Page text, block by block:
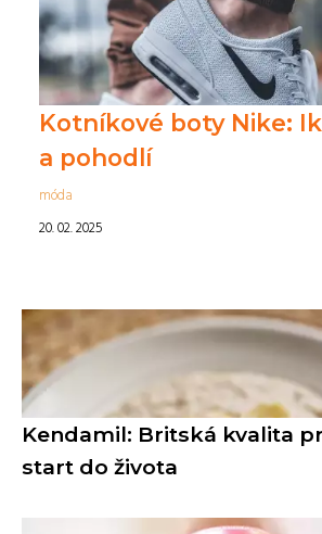
Kotníkové boty Nike:
a pohodlí
móda
20. 02. 2025
Kendamil: Britská kvalita
start do života